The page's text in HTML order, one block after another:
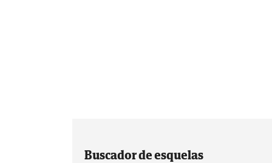
Buscador de esquelas